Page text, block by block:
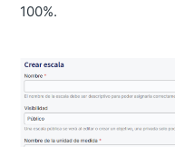
100%.